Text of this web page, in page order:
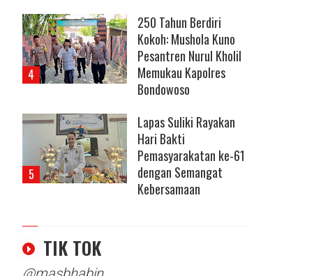
250 Tahun Berdiri
Kokoh: Mushola Kuno
Pesantren Nurul Kholil
Memukau Kapolres
Bondowoso
Lapas Suliki Rayakan
Hari Bakti
Pemasyarakatan ke-61
dengan Semangat
Kebersamaan
TIK TOK